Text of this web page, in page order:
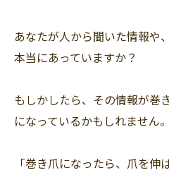
あなたが人から聞いた情報や
本当にあっていますか？
もしかしたら、その情報が巻
になっているかもしれません。
「巻き爪になったら、爪を伸